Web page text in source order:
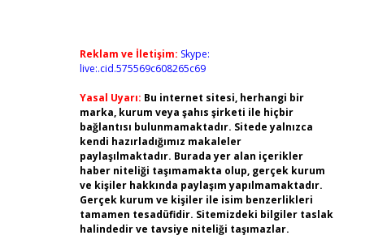
Reklam ve İletişim: Skype:
live:.cid.575569c608265c69
Yasal Uyarı: Bu internet sitesi, herhangi bir
marka, kurum veya şahıs şirketi ile hiçbir
bağlantısı bulunmamaktadır. Sitede yalnızca
kendi hazırladığımız makaleler
paylaşılmaktadır. Burada yer alan içerikler
haber niteliği taşımamakta olup, gerçek kurum
ve kişiler hakkında paylaşım yapılmamaktadır.
Gerçek kurum ve kişiler ile isim benzerlikleri
tamamen tesadüfidir. Sitemizdeki bilgiler taslak
halindedir ve tavsiye niteliği taşımazlar.